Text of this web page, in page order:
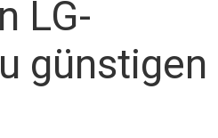
LG-
günstigen